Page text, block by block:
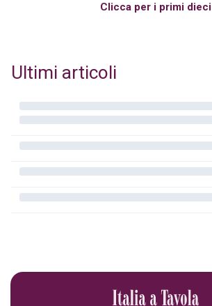
Clicca per i primi dieci
Ultimi articoli